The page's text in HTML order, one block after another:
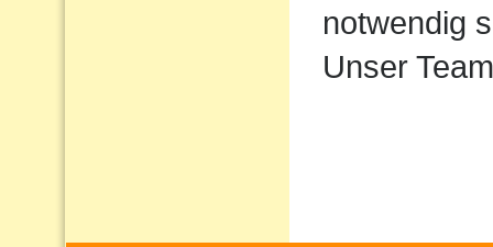
notwendig
Unser